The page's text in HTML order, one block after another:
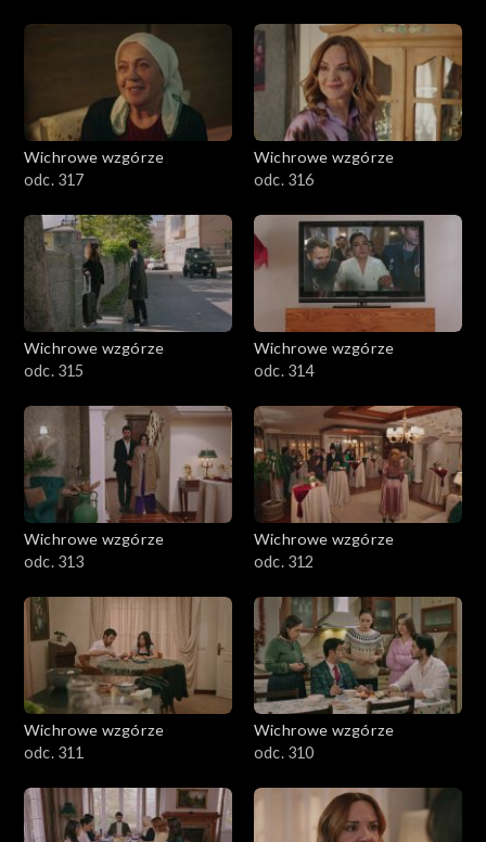
Wichrowe wzgórze
odc. 317
Wichrowe wzgórze
odc. 316
Wichrowe wzgórze
odc. 315
Wichrowe wzgórze
odc. 314
Wichrowe wzgórze
odc. 313
Wichrowe wzgórze
odc. 312
Wichrowe wzgórze
odc. 311
Wichrowe wzgórze
odc. 310